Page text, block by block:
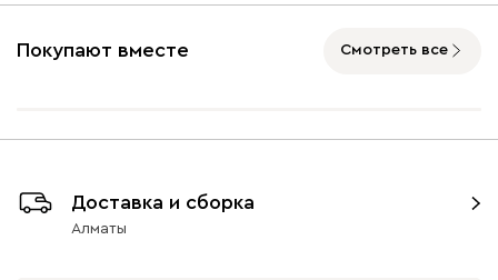
Покупают вместе Смотреть все
Доставка и сборка
Алматы